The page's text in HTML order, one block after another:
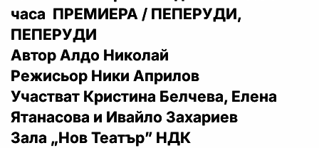
часа ПРЕМИЕРА / ПЕПЕРУДИ,
ПЕПЕРУДИ
Автор Алдо Николай
Режисьор Ники Априлов
Участват Кристина Белчева, Елена
Ятанасова и Ивайло Захариев
Зала „Нов Театър” НДК